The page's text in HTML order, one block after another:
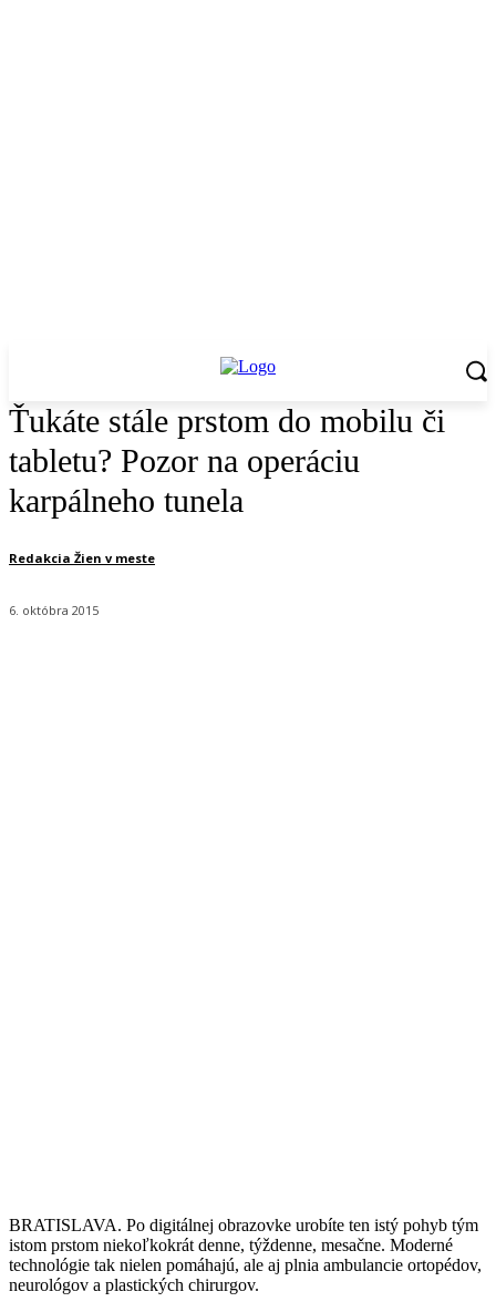
Ťukáte stále prstom do mobilu či
tabletu? Pozor na operáciu
karpálneho tunela
Redakcia Žien v meste
6. októbra 2015
BRATISLAVA. Po digitálnej obrazovke urobíte ten istý pohyb tým
istom prstom niekoľkokrát denne, týždenne, mesačne. Moderné
technológie tak nielen pomáhajú, ale aj plnia ambulancie ortopédov,
neurológov a plastických chirurgov.